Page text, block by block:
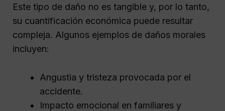
Este tipo de daño no es tangible y, por lo tanto,
su cuantificación económica puede resultar
compleja. Algunos ejemplos de daños morales
incluyen:
Angustia y tristeza provocada por el
accidente.
Impacto emocional en familiares y